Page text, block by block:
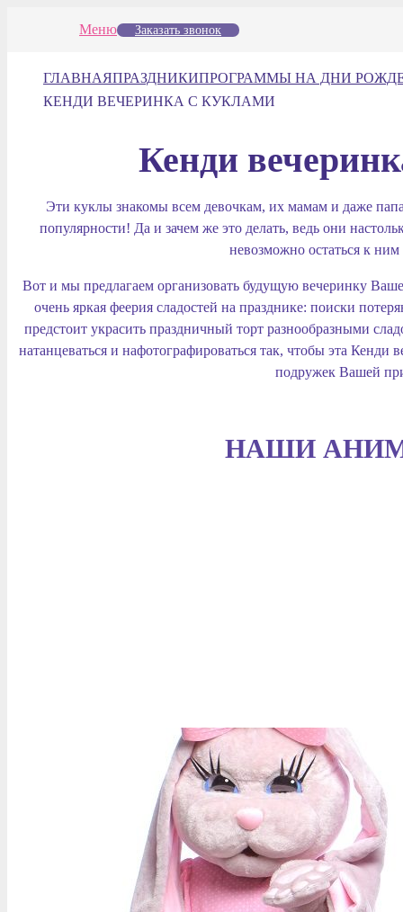
Меню Заказать звонок
ГЛАВНАЯПРАЗДНИКИПРОГРАММЫ НА ДНИ
КЕНДИ ВЕЧЕРИНКА С КУКЛАМИ
Кенди
Эти куклы знакомы всем девочкам, их мамам и даже
популярности! Да и зачем же это делать, ведь они
невозможно остаться к
Вот и мы предлагаем организовать будущую вечеринку
очень яркая феерия сладостей на празднике: поиски
предстоит украсить праздничный торт разнообразными
натанцеваться и нафотографироваться так, чтобы эта Кенди
подружек Вашей
НАШИ